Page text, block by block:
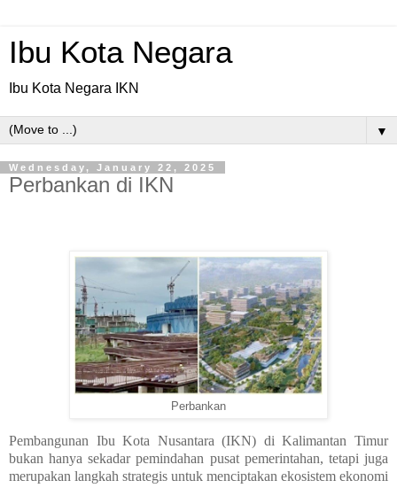
Ibu Kota Negara
Ibu Kota Negara IKN
▼
Wednesday, January 22, 2025
Perbankan di IKN
Perbankan
Pembangunan Ibu Kota Nusantara (IKN) di Kalimantan Timur
bukan hanya sekadar pemindahan pusat pemerintahan, tetapi juga
merupakan langkah strategis untuk menciptakan ekosistem ekonomi